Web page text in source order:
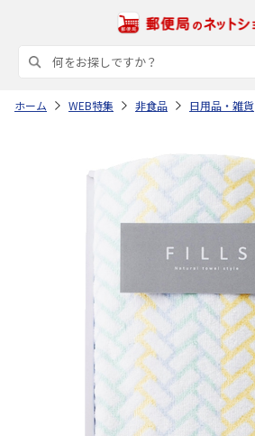
ホーム WEB特集 非食品 日用品・雑貨